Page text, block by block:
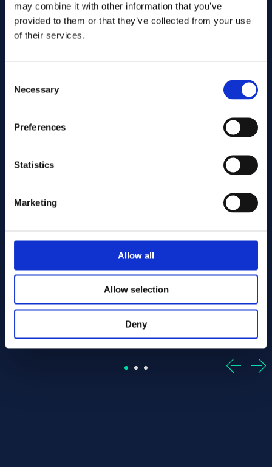
may combine it with other information that you’ve
provided to them or that they’ve collected from your use
of their services.
Selection
Necessary
Preferences
Statistics
Marketing
Allow all
Allow selection
Deny
Skicka
Kapning
Offcutx 630.00 ASTM B574 - Offcut
Alloy:
Alloy C-22 Round bar 50.80 x 150.00 ASTM B574
Form:
Dim (mm): 50.80 x 150.00
Alloy C-22 Round
Spec:
Dim (mm): 50.80 x 2080.00
I lager: 1 st